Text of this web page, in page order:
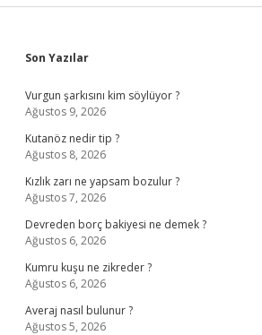
Sidebar
Son Yazılar
Vurgun şarkısını kim söylüyor ?
Ağustos 9, 2026
Kutanöz nedir tip ?
Ağustos 8, 2026
Kızlık zarı ne yapsam bozulur ?
Ağustos 7, 2026
Devreden borç bakiyesi ne demek ?
Ağustos 6, 2026
Kumru kuşu ne zikreder ?
Ağustos 6, 2026
Averaj nasıl bulunur ?
Ağustos 5, 2026